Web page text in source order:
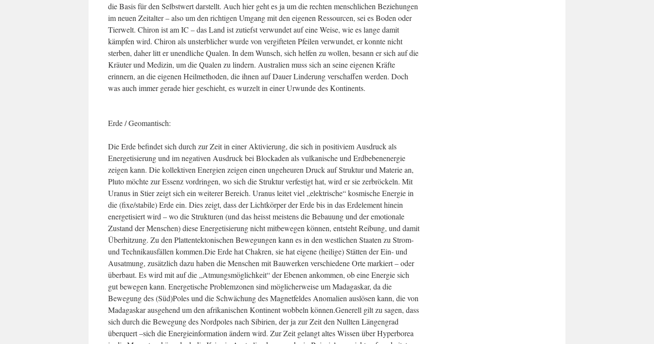
die Basis für den Selbstwert darstellt. Auch hier geht es ja um die rechten menschlichen Beziehungen
im neuen Zeitalter – also um den richtigen Umgang mit den eigenen Ressourcen, sei es Boden oder
Tierwelt. Chiron ist am IC – das Land ist zutiefst verwundet auf eine Weise, wie es lange damit
kämpfen wird. Chiron als unsterblicher wurde von vergifteten Pfeilen verwundet, er konnte nicht
sterben, daher litt er unendliche Qualen. In dem Wunsch, sich helfen zu wollen, besann er sich auf die
Kräuter und Medizin, um die Qualen zu lindern. Australien muss sich an seine eigenen Kräfte
erinnern, an die eigenen Heilmethoden, die ihnen auf Dauer Linderung verschaffen werden. Doch
was auch immer gerade hier geschieht, es wurzelt in einer Urwunde des Kontinents.
Erde / Geomantisch:
Die Erde befindet sich durch zur Zeit in einer Aktivierung, die sich in positiviem Ausdruck als
Energetisierung und im negativen Ausdruck bei Blockaden als vulkanische und Erdbebenenergie
zeigen kann. Die kollektiven Energien zeigen einen ungeheuren Druck auf Struktur und Materie an,
Pluto möchte zur Essenz vordringen, wo sich die Struktur verfestigt hat, wird er sie zerbröckeln. Mit
Uranus in Stier zeigt sich ein weiterer Bereich. Uranus leitet viel „elektrische“ kosmische Energie in
die (fixe/stabile) Erde ein. Dies zeigt, dass der Lichtkörper der Erde bis in das Erdelement hinein
energetisiert wird – wo die Strukturen (und das heisst meistens die Bebauung und der emotionale
Zustand der Menschen) diese Energetisierung nicht mitbewegen können, entsteht Reibung, und damit
Überhitzung. Zu den Plattentektonischen Bewegungen kann es in den westlichen Staaten zu Strom-
und Technikausfällen kommen.Die Erde hat Chakren, sie hat eigene (heilige) Stätten der Ein- und
Ausatmung, zusätzlich dazu haben die Menschen mit Bauwerken verschiedene Orte markiert – oder
überbaut. Es wird mit auf die „Atmungsmöglichkeit“ der Ebenen ankommen, ob eine Energie sich
gut bewegen kann. Energetische Problemzonen sind möglicherweise um Madagaskar, da die
Bewegung des (Süd)Poles und die Schwächung des Magnetfeldes Anomalien auslösen kann, die von
Madagaskar ausgehend um den afrikanischen Kontinent wobbeln können.Generell gilt zu sagen, dass
sich durch die Bewegung des Nordpoles nach Sibirien, der ja zur Zeit den Nullten Längengrad
überquert –sich die Energieinformation ändern wird. Zur Zeit gelangt altes Wissen über Hyperborea